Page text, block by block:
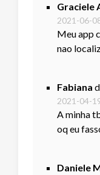
Graciele
2021-06-
Meu app
nao
Fabiana
2021-04-
A minha
oq eu
Daniele